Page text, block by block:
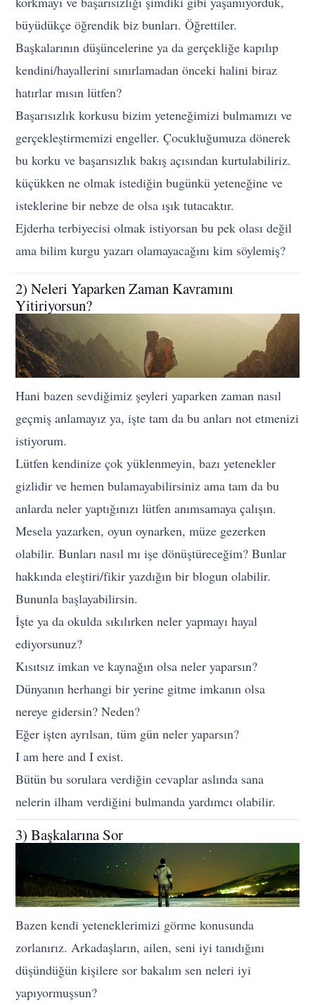
büyüdükçe öğrendik biz bunları. Öğrettiler.
Başkalarının düşüncelerine ya da gerçekliğe kapılıp
kendini/hayallerini sınırlamadan önceki halini biraz
hatırlar mısın lütfen?
Başarısızlık korkusu bizim yeteneğimizi bulmamızı ve
gerçekleştirmemizi engeller. Çocukluğumuza dönerek
bu korku ve başarısızlık bakış açısından kurtulabiliriz.
küçükken ne olmak istediğin bugünkü yeteneğine ve
isteklerine bir nebze de olsa ışık tutacaktır.
Ejderha terbiyecisi olmak istiyorsan bu pek olası değil
ama bilim kurgu yazarı olamayacağını kim söylemiş?
2) Neleri Yaparken Zaman Kavramını
Yitiriyorsun?
Hani bazen sevdiğimiz şeyleri yaparken zaman nasıl
geçmiş anlamayız ya, işte tam da bu anları not etmenizi
istiyorum.
Lütfen kendinize çok yüklenmeyin, bazı yetenekler
gizlidir ve hemen bulamayabilirsiniz ama tam da bu
anlarda neler yaptığınızı lütfen anımsamaya çalışın.
Mesela yazarken, oyun oynarken, müze gezerken
olabilir. Bunları nasıl mı işe dönüştüreceğim? Bunlar
hakkında eleştiri/fikir yazdığın bir blogun olabilir.
Bununla başlayabilirsin.
İşte ya da okulda sıkılırken neler yapmayı hayal
ediyorsunuz?
Kısıtsız imkan ve kaynağın olsa neler yaparsın?
Dünyanın herhangi bir yerine gitme imkanın olsa
nereye gidersin? Neden?
Eğer işten ayrılsan, tüm gün neler yaparsın?
I am here and I exist.
Bütün bu sorulara verdiğin cevaplar aslında sana
nelerin ilham verdiğini bulmanda yardımcı olabilir.
3) Başkalarına Sor
Bazen kendi yeteneklerimizi görme konusunda
zorlanırız. Arkadaşların, ailen, seni iyi tanıdığını
düşündüğün kişilere sor bakalım sen neleri iyi
yapıyormuşsun?